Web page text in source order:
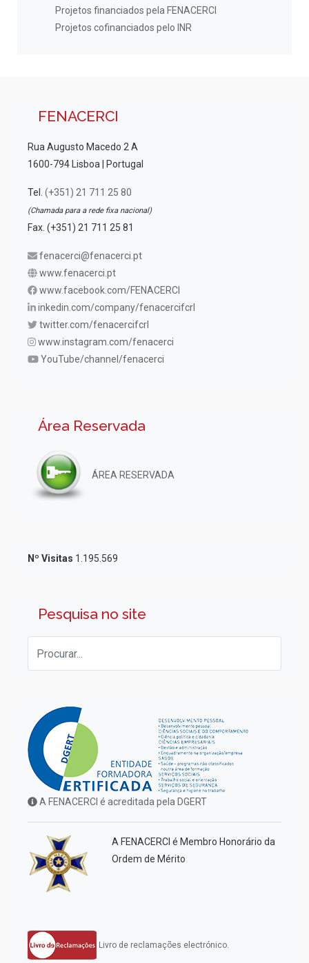
Projetos financiados pela FENACERCI
Projetos cofinanciados pelo INR
FENACERCI
Rua Augusto Macedo 2 A
1600-794 Lisboa | Portugal
Tel. (+351) 21 711 25 80
(Chamada para a rede fixa nacional)
Fax. (+351) 21 711 25 81
fenacerci@fenacerci.pt
www.fenacerci.pt
www.facebook.com/FENACERCI
inkedin.com/company/fenacercifcrl
twitter.com/fenacercifcrl
www.instagram.com/fenacerci
YouTube/channel/fenacerci
Área Reservada
ÁREA RESERVADA
Nº Visitas 1.195.569
Pesquisa no site
A FENACERCI é acreditada pela DGERT
A FENACERCI é Membro Honorário da
Ordem de Mérito
Livro de reclamações electrónico.